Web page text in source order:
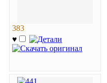
383
♥